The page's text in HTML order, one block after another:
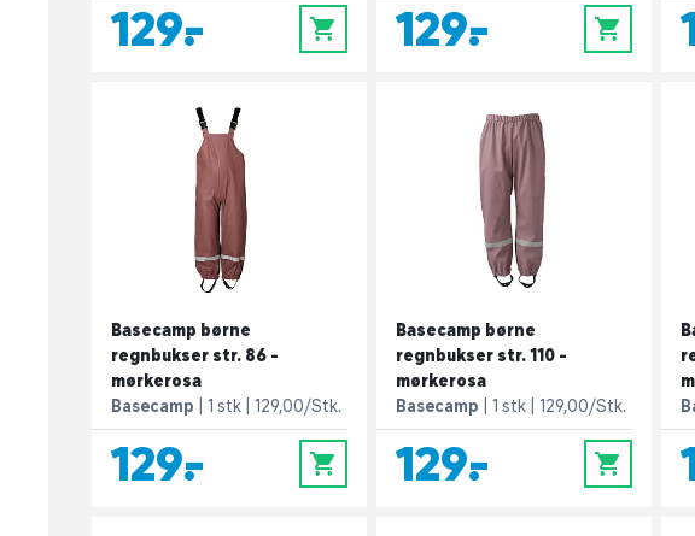
129,- 0 129,- 0
Basecamp børne
regnbukser str. 86 -
mørkerosa
Basecamp
1 stk 129,00/Stk.
129,- 0
Basecamp børne
regnbukser str. 110 -
mørkerosa
Basecamp
1 stk 129,00/Stk.
129,- 0